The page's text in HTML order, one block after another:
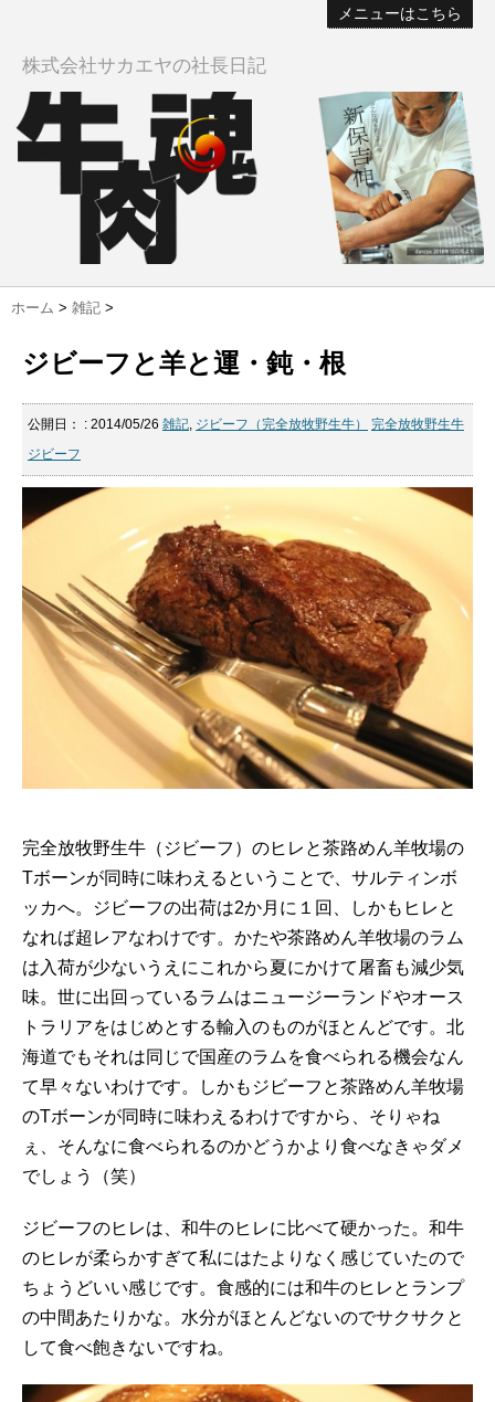
メニューはこちら
株式会社サカエヤの社長日記
ホーム > 雑記 >
ジビーフと羊と運・鈍・根
公開日： : 2014/05/26 雑記, ジビーフ（完全放牧野生牛）
完全放牧野生牛
ジビーフ
完全放牧野生牛（ジビーフ）のヒレと茶路めん羊牧場の
Tボーンが同時に味わえるということで、サルティンボ
ッカへ。ジビーフの出荷は2か月に１回、しかもヒレと
なれば超レアなわけです。かたや茶路めん羊牧場のラム
は入荷が少ないうえにこれから夏にかけて屠畜も減少気
味。世に出回っているラムはニュージーランドやオース
トラリアをはじめとする輸入のものがほとんどです。北
海道でもそれは同じで国産のラムを食べられる機会なん
て早々ないわけです。しかもジビーフと茶路めん羊牧場
のTボーンが同時に味わえるわけですから、そりゃね
ぇ、そんなに食べられるのかどうかより食べなきゃダメ
でしょう（笑）
ジビーフのヒレは、和牛のヒレに比べて硬かった。和牛
のヒレが柔らかすぎて私にはたよりなく感じていたので
ちょうどいい感じです。食感的には和牛のヒレとランプ
の中間あたりかな。水分がほとんどないのでサクサクと
して食べ飽きないですね。